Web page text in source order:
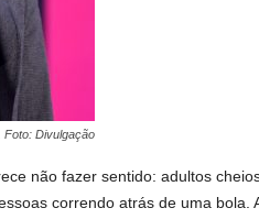
Foto: Divulgação
não fazer sentido: adultos
correndo atrás de uma bola.